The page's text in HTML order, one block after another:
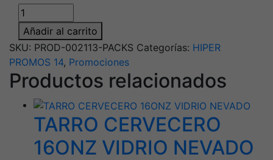
4X6
PULG
/
48PACK
cantidad
MARCO
MAGNETICO
PARA
FOTOS
4X6
PULG
PACKS
cantidad
Añadir al carrito
SKU: PROD-002113-PACKS Categorías: HIPER
PROMOS 14, Promociones
Productos relacionados
TARRO CERVECERO
16ONZ VIDRIO NEVADO